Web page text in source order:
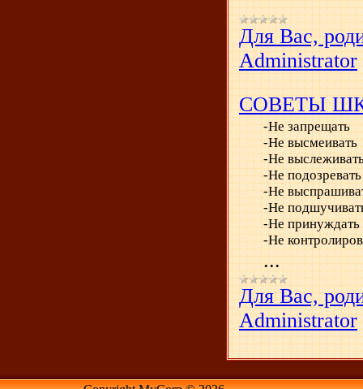
Для Вас,
Administrator
СОВЕТЫ
-Не запрещать
-Не высмеивать
-Не
-Не
-Не
-Не
-Не принуждать
-Не
...
Для Вас,
Administrator